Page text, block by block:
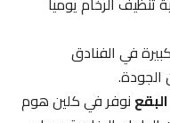
في الفنادق
نوفر في كلين هوم